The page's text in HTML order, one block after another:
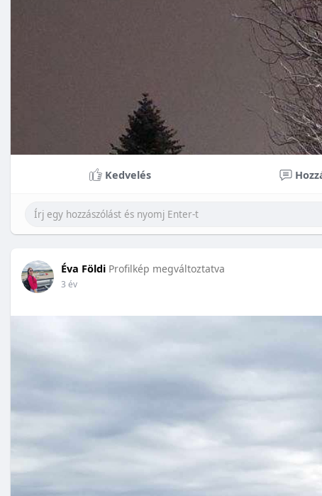
Kedvelés
Éva Földi Profilkép megváltoztatva
3 év